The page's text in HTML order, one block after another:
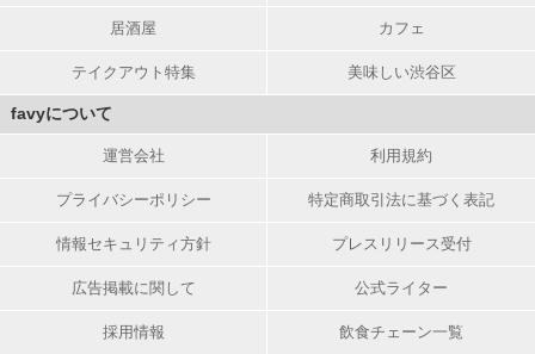
居酒屋 カフェ
テイクアウト特集 美味しい渋谷区
favyについて
運営会社 利用規約
プライバシーポリシー 特定商取引法に基づく表記
情報セキュリティ方針 プレスリリース受付
広告掲載に関して 公式ライター
採用情報 飲食チェーン一覧